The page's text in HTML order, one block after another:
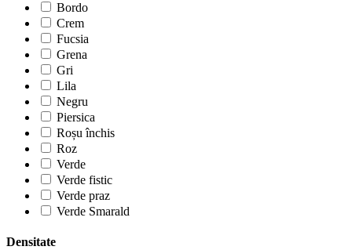
Bordo
Crem
Fucsia
Grena
Gri
Lila
Negru
Piersica
Roșu închis
Roz
Verde
Verde fistic
Verde praz
Verde Smarald
Densitate